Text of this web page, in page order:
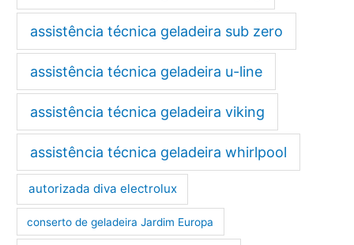
assistência técnica geladeira sub zero
assistência técnica geladeira u-line
assistência técnica geladeira viking
assistência técnica geladeira whirlpool
autorizada diva electrolux
conserto de geladeira Jardim Europa